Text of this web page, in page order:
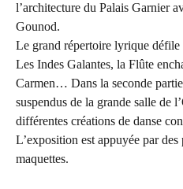
l’architecture du Palais Garnier
Gounod.
Le grand répertoire lyrique défile
Les Indes Galantes, la Flûte
Carmen… Dans la seconde
suspendus de la grande salle de
différentes créations de danse
L’exposition est appuyée par
maquettes.